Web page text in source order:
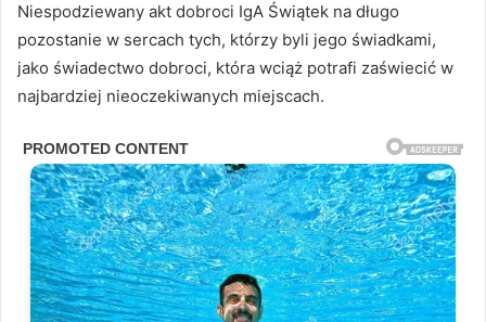
Niespodziewany akt dobroci IgA Świątek na długo
pozostanie w sercach tych, którzy byli jego świadkami,
jako świadectwo dobroci, która wciąż potrafi zaświecić w
najbardziej nieoczekiwanych miejscach.